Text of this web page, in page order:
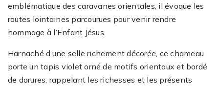
emblématique des caravanes orientales, il évoque les
routes lointaines parcourues pour venir rendre
hommage à l’Enfant Jésus.
Harnaché d’une selle richement décorée, ce chameau
porte un tapis violet orné de motifs orientaux et bordé
de dorures, rappelant les richesses et les présents